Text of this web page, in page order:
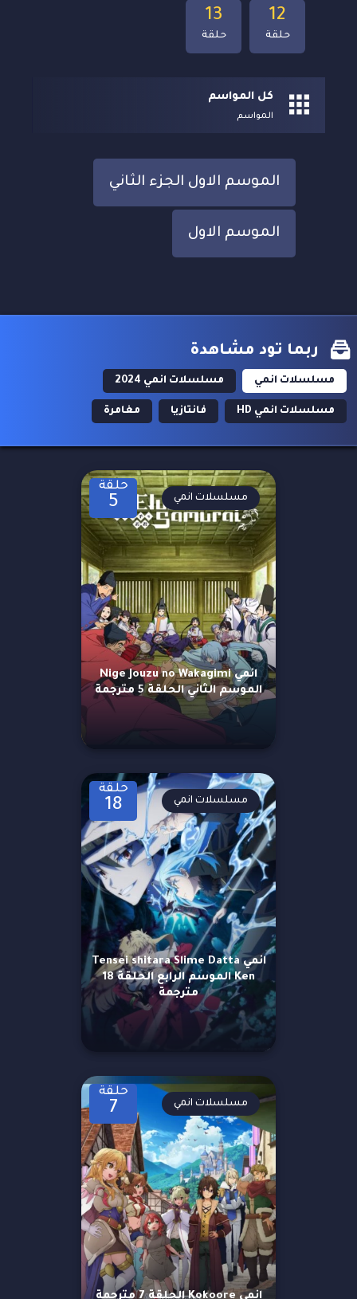
13
حلقة
12
حلقة
كل المواسم
المواسم
الموسم الاول الجزء الثاني
الموسم الاول
ربما تود مشاهدة
مسلسلات انمي مسلسلات انمي 2024
مسلسلات انمي HD فانتازيا مغامرة
حلقة
5
انمي Nige Jouzu no Wakagimi
الموسم الثاني الحلقة 5 مترجمة
مسلسلات انمي
حلقة
18
انمي Tensei shitara Slime Datta
Ken الموسم الرابع الحلقة 18
مترجمة
مسلسلات انمي
حلقة
7
انمي Kokoore الحلقة 7 مترجمة
مسلسلات انمي